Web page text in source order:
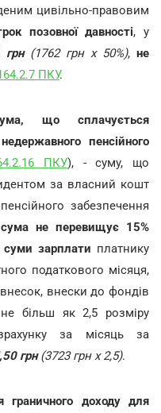
цивільно-правовим
позовної давності, у
грн(1762 грн х 50%), не
ПКУ.
що сплачується
пенсійного
ПКУ), - суму, що
за власний кошт
забезпечення
не перевищує 15%
суми зарплати платнику
податкового місяця,
внески до фондів
не більш як 2,5 розміру
за місяць за
грн (3723 грн х 2,5).
граничного доходу для